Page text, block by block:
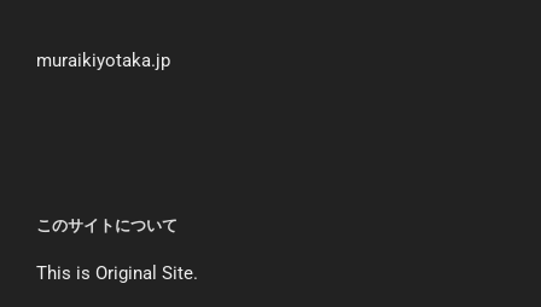
muraikiyotaka.jp
このサイトについて
This is Original Site.